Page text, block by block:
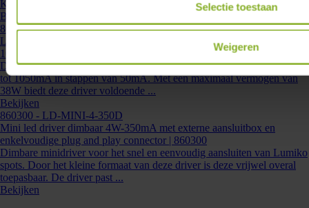
Selectie toestaan
Weigeren
Korsluiting, thermisch,onbelast ...
Bekijken
860006- LD-CC-1-10V-38
Lumiko led driver IP20 constante stroom 300-1050 mA, 38W, 0/1-
10V | 860006
Deze led driver werkt op constante stroom en is instelbaar van 300mA
tot 1050mA in stappen van 50mA. Met een maximaal vermogen van
38W biedt deze driver voldoende ...
Bekijken
860300 - LD-MINI-4-350D
Mini led driver dimbaar 4W-350mA met externe aansluitbox en
enkelvoudige plug and play connector | 860300
Dimbare minidriver voor het snel en eenvoudig aansluiten van Lumiko
spots. Door het kleine formaat van deze driver is deze vrijwel overal
toepasbaar. De driver past ...
Bekijken